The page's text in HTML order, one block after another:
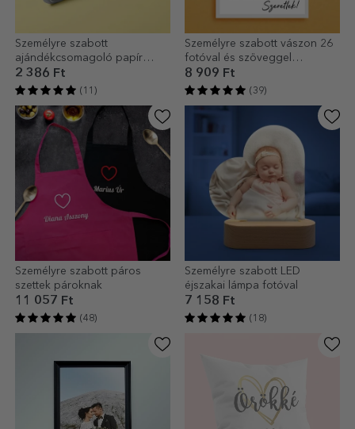
Személyre szabott
ajándékcsomagoló papír
fotóval és szöveggel
2 386 Ft
(11)
Személyre szabott vászon 26
fotóval és szöveggel
pároknak – A mi szerelmünk
8 909 Ft
(39)
Személyre szabott páros
szettek pároknak
11 057 Ft
(48)
Személyre szabott LED
éjszakai lámpa fotóval
7 158 Ft
(18)